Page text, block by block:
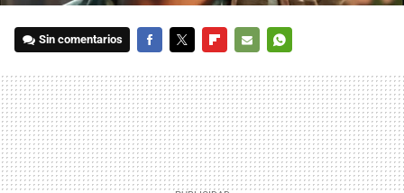
Sin comentarios
MAIL